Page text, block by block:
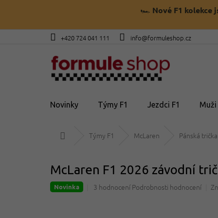
🏎️ Nové F1 kolekce
+420 724 041 111 info@formuleshop.cz
Novinky Týmy F1 Jezdci F1 Muži
Týmy F1 McLaren Pánská trička
McLaren F1 2026 závodní
Novinka
Průměrné
3 hodnocení Podrobnosti hodnocení